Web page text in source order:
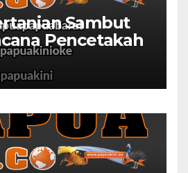
Sambut
Pencetakah
di Papua